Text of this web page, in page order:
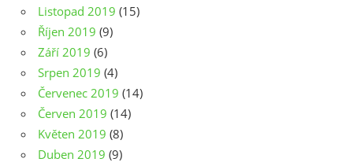
Listopad 2019 (15)
Říjen 2019 (9)
Září 2019 (6)
Srpen 2019 (4)
Červenec 2019 (14)
Červen 2019 (14)
Květen 2019 (8)
Duben 2019 (9)